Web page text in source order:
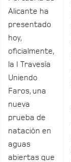
Alicante ha
presentado
hoy,
oficialmente,
la I Travesía
Uniendo
Faros, una
nueva
prueba de
natación en
aguas
abiertas que